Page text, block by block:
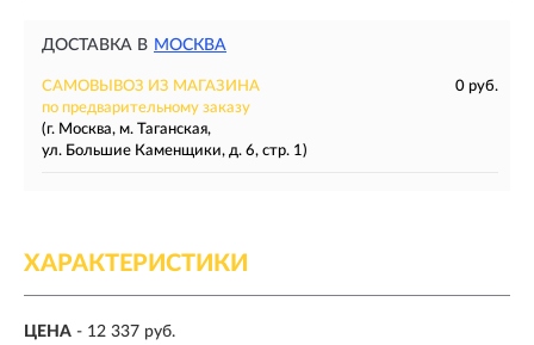
ДОСТАВКА В МОСКВА
САМОВЫВОЗ ИЗ МАГАЗИНА
0 руб.
по предварительному заказу
(г. Москва, м. Таганская,
ул. Большие Каменщики, д. 6, стр. 1)
ХАРАКТЕРИСТИКИ
ЦЕНА - 12 337 руб.